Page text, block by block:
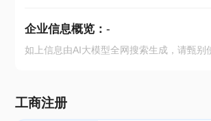
企业信息概览： -
如上信息由AI大模型全网搜索生成，请甄别
工商注册